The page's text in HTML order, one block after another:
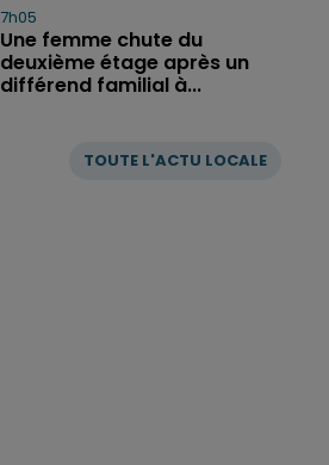
TOUTE L'ACTU LOCALE
7h05
Une femme chute du
deuxième étage après un
différend familial à...